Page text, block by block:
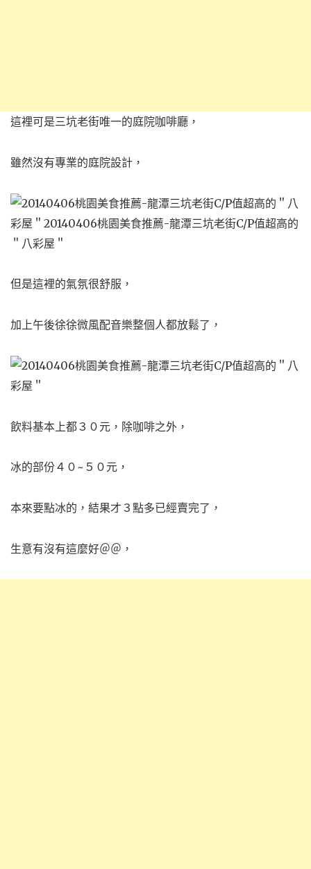
這裡可是三坑老街唯一的庭院咖啡廳，
雖然沒有專業的庭院設計，
但是這裡的氣氛很舒服，
加上午後徐徐微風配音樂整個人都放鬆了，
飲料基本上都３０元，除咖啡之外，
冰的部份４０~５０元，
本來要點冰的，結果才３點多已經賣完了，
生意有沒有這麼好＠＠，